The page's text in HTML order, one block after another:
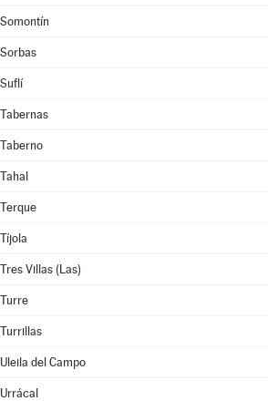
Somontín
Sorbas
Suflí
Tabernas
Taberno
Tahal
Terque
Tíjola
Tres Villas (Las)
Turre
Turrillas
Uleila del Campo
Urrácal